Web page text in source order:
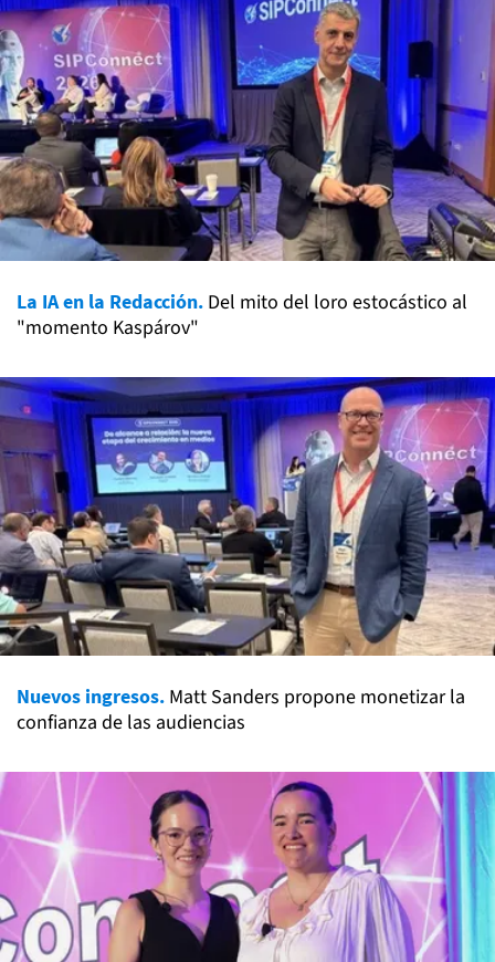
La IA en la Redacción. Del mito del loro estocástico al
"momento Kaspárov"
Nuevos ingresos. Matt Sanders propone monetizar la
confianza de las audiencias